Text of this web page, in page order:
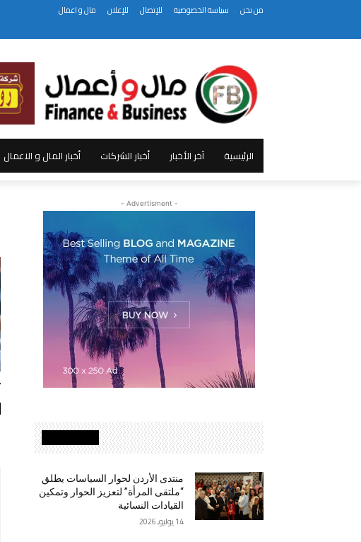
مال و اعمال للإعلان للإتصال سياسة الخصوصية من نحن
الرئيسية آخر الأخبار أخبار الشركات أخبار المال و الاعمال
- Advertisment -
منتدى الأردن لحوار السياسات يطلق
“ملتقى المرأة” لتعزيز الحوار وتمكين
القيادات النسائية
14 يوليو, 2026